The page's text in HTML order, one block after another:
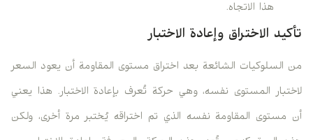
هذا الاتجاه.
تأكيد الاختراق وإعادة الاختبار
من السلوكيات الشائعة بعد اختراق مستوى المقاومة أن يعود السعر
لاختبار المستوى نفسه، وهي حركة تُعرف بإعادة الاختبار. هذا يعني
أن مستوى المقاومة نفسه الذي تم اختراقه يُختبر مرة أخرى، ولكن